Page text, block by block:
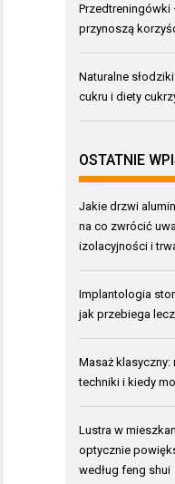
Przedtreningówki
przynoszą
Naturalne
cukru i diety
OSTATNIE
Jakie drzwi
na co zwrócić
izolacyjności i
Implantologia
jak przebiega
Masaż klasyczny:
techniki i kiedy
Lustra w
optycznie
według feng shui